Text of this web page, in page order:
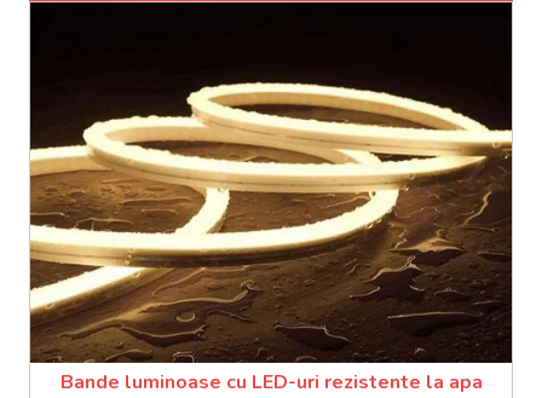
Bande luminoase cu LED-uri rezistente la apa